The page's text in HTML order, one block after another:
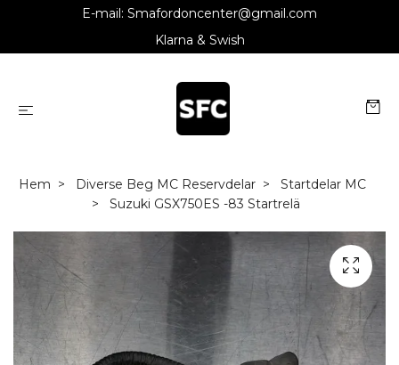
E-mail: Smafordoncenter@gmail.com
Klarna & Swish
Hem Diverse Beg MC Reservdelar
Startdelar MC
Suzuki GSX750ES -83 Startrelä